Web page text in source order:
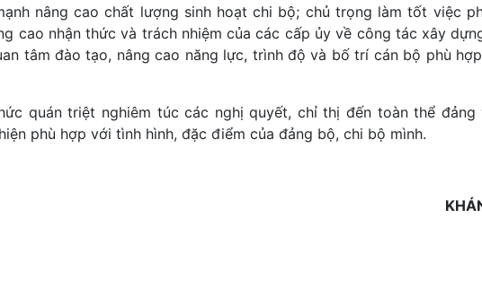
nâng cao chất lượng sinh hoạt chi bộ; chủ trọng làm tốt việc
cao nhận thức và trách nhiệm của các cấp ủy về công tác xây
tâm đào tạo, nâng cao năng lực, trình độ và bố trí cán bộ phù
quán triệt nghiêm túc các nghị quyết, chỉ thị đến toàn thể đảng
phù hợp với tình hình, đặc điểm của đảng bộ, chi bộ mình.